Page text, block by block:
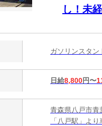
し！未
ガソリンスタ
日給8,800円〜
青森県八戸市青
「八戸駅」よ